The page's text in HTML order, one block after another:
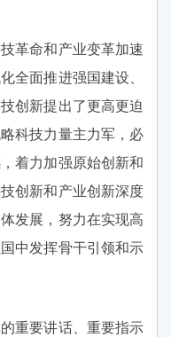
革命和产业变革加速
全面推进强国建设、
创新提出了更高更迫
科技力量主力军，必
着力加强原始创新和
创新和产业创新深度
发展，努力在实现高
中发挥骨干引领和示
重要讲话、重要指示